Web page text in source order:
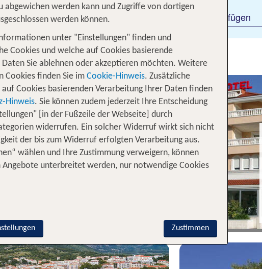
reist mit?
Filter hinzufügen
Dalmatien
7 Nächte, ÜF, DZ
p.P. ab 375 €
abgewichen werden kann und Zugriffe von dortigen
werden können.
unter "Einstellungen" finden und
Cookies und welche auf Cookies basierende
Sie ablehnen oder akzeptieren möchten. Weitere
Cookies finden Sie im Cookie-Hinweis. Zusätzliche
Cookies basierenden Verarbeitung Ihrer Daten finden
Hinweis. Sie können zudem jederzeit Ihre Entscheidung
[in der Fußzeile der Webseite] durch
widerrufen. Ein solcher Widerruf wirkt sich nicht
der bis zum Widerruf erfolgten Verarbeitung aus.
wählen und Ihre Zustimmung verweigern, können
Angebote unterbreitet werden, nur notwendige Cookies
Zustimmen